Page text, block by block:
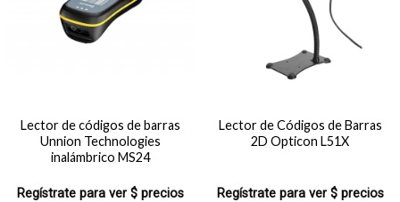
Lector de códigos de barras
Unnion Technologies
inalámbrico MS24
Regístrate para ver $ precios
Lector de Códigos de Barras
2D Opticon L51X
Regístrate para ver $ precios